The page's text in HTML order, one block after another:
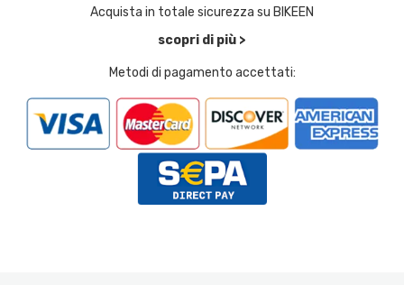
Acquista in totale sicurezza su BIKEEN
scopri di più >
Metodi di pagamento accettati: